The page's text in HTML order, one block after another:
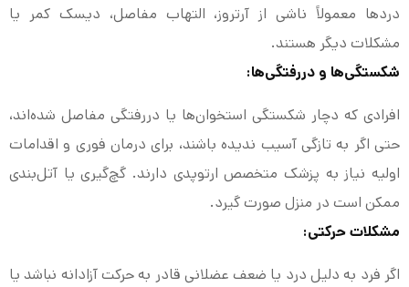
دردها معمولاً ناشی از آرتروز، التهاب مفاصل، دیسک کمر یا
مشکلات دیگر هستند.
شکستگی‌ها و دررفتگی‌ها:
افرادی که دچار شکستگی استخوان‌ها یا دررفتگی مفاصل شده‌اند،
حتی اگر به تازگی آسیب ندیده باشند، برای درمان فوری و اقدامات
اولیه نیاز به پزشک متخصص ارتوپدی دارند. گچ‌گیری یا آتل‌بندی
ممکن است در منزل صورت گیرد.
مشکلات حرکتی:
اگر فرد به دلیل درد یا ضعف عضلانی قادر به حرکت آزادانه نباشد یا